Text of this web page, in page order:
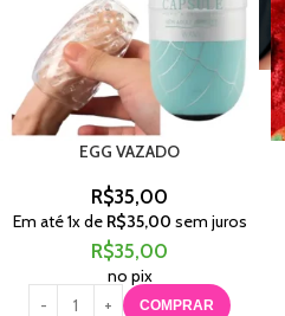
EGG VAZADO
R$35,00
Em até1x de R$35,00 sem juros
R$35,00
no pix
COMPRAR